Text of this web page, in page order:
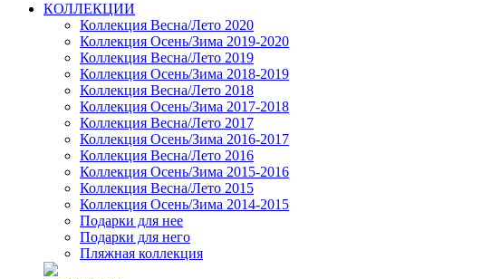
КОЛЛЕКЦИИ
Коллекция Весна/Лето 2020
Коллекция Осень/Зима 2019-2020
Коллекция Весна/Лето 2019
Коллекция Осень/Зима 2018-2019
Коллекция Весна/Лето 2018
Коллекция Осень/Зима 2017-2018
Коллекция Весна/Лето 2017
Коллекция Осень/Зима 2016-2017
Коллекция Весна/Лето 2016
Коллекция Осень/Зима 2015-2016
Коллекция Весна/Лето 2015
Коллекция Осень/Зима 2014-2015
Подарки для нее
Подарки для него
Пляжная коллекция